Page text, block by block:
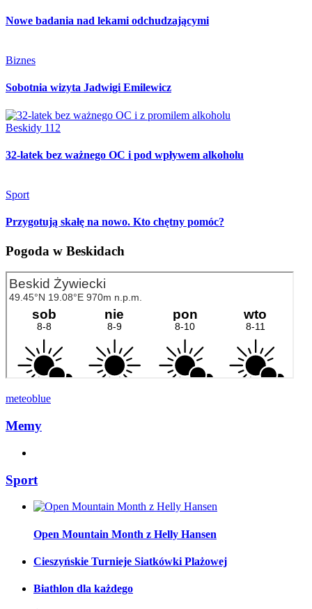
Nowe badania nad lekami odchudzającymi
Biznes
Sobotnia wizyta Jadwigi Emilewicz
Beskidy 112
32-latek bez ważnego OC i pod wpływem alkoholu
Sport
Przygotują skałę na nowo. Kto chętny pomóc?
Pogoda w Beskidach
meteoblue
Memy
Sport
Open Mountain Month z Helly Hansen
Cieszyńskie Turnieje Siatkówki Plażowej
Biathlon dla każdego